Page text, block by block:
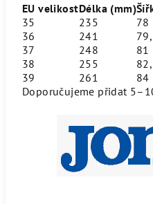
EU velikostDélka (mm)
35
235
78
36
241
37
248
81
38
255
39
261
84
Doporučujeme přidat